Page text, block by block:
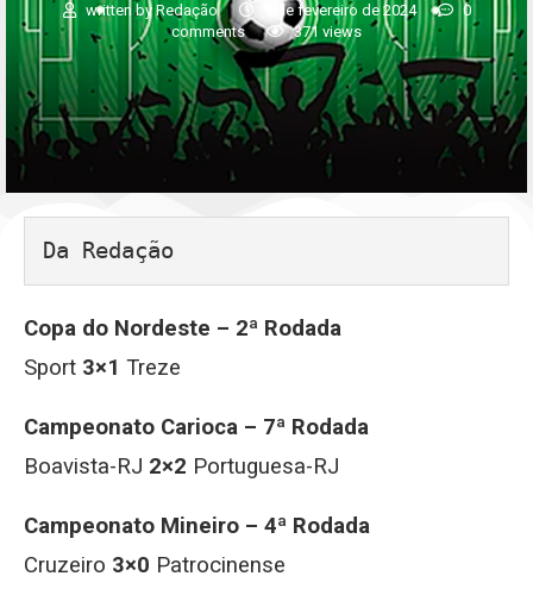
written byRedação 9 de fevereiro de 2024
0
comments
371 views
Da Redação
Copa do Nordeste – 2ª Rodada
Sport 3×1 Treze
Campeonato Carioca – 7ª Rodada
Boavista-RJ 2×2 Portuguesa-RJ
Campeonato Mineiro – 4ª Rodada
Cruzeiro 3×0 Patrocinense